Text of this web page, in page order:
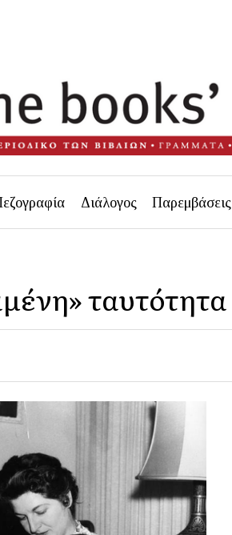
Διάλογος Παρεμβάσεις
ταυτότητα